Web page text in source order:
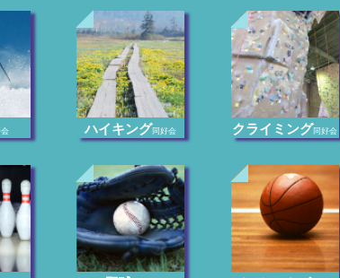
ハイキング 同好会 クライミング同好会